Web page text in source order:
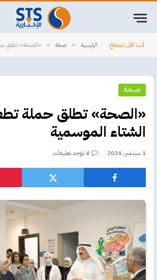
أنت الآن تتصفح: الرئيسية » صحة » «الصحة» تطلق حملة
صحة
«الصحة» تطلق حملة
الشتاء الموسمية
1 سبتمبر، 2024 لا توجد تعليقات